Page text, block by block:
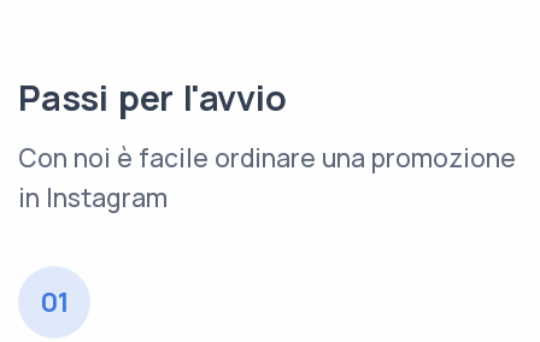
Passi per l'avvio
Con noi è facile ordinare una promozione
in Instagram
01